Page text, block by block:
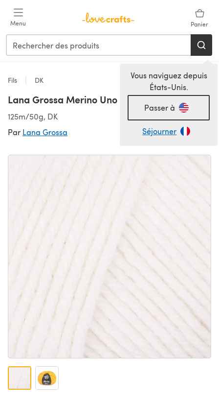
Menu Panier
Vous naviguez depuis
États-Unis.
Passer à
Séjourner
Fils DK
Lana Grossa Merino Uno
125m/50g, DK
Par Lana Grossa